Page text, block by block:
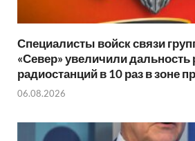
Специалисты войск связи
«Север» увеличили дальность
радиостанций в 10 раз в зоне
06.08.2026